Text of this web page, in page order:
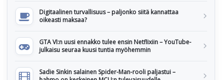
Digitaalinen turvallisuus – paljonko siitä kannattaa
oikeasti maksaa?
GTA VI:n uusi ennakko tulee ensin Netflixiin – YouTube-
julkaisu seuraa kuusi tuntia myöhemmin
Sadie Sinkin salainen Spider-Man-rooli paljastui –